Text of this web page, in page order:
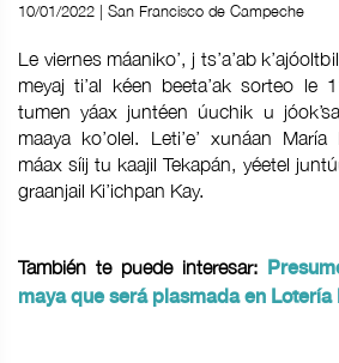
10/01/2022 | San Francisco de Campeche
Le viernes máaniko’, j ts’a’ab
meyaj ti’al kéen beeta’ak sorteo le
tumen yáax juntéen úuchik u
maaya ko’olel. Leti’e’ xunáan
máax síij tu kaajil Tekapán, yéetel
graanjail Ki’ichpan Kay.
También te puede interesar:
maya que será plasmada en Lotería